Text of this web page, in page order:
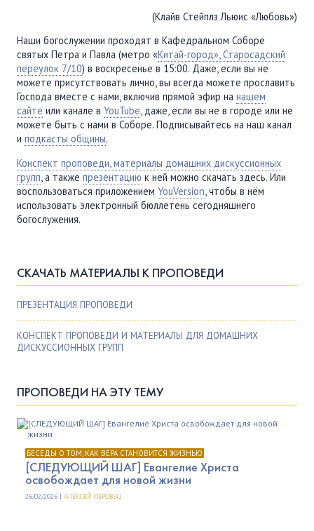
(Клайв Стейплз Льюис «Любовь»)
Наши богослужении проходят в Кафедральном Соборе
святых Петра и Павла (метро «Китай-город», Старосадский
переулок 7/10) в воскресенье в 15:00. Даже, если вы не
можете присутствовать лично, вы всегда можете прославить
Господа вместе с нами, включив прямой эфир на нашем
сайте или канале в YouTube, даже, если вы не в городе или не
можете быть с нами в Соборе. Подписывайтесь на наш канал
и подкасты общины.
Конспект проповеди, материалы домашних дискуссионных
групп , а также презентацию к ней можно скачать здесь. Или
воспользоваться приложением YouVersion , чтобы в нём
использовать электронный бюллетень сегодняшнего
богослужения.
СКАЧАТЬ МАТЕРИАЛЫ К ПРОПОВЕДИ
ПРЕЗЕНТАЦИЯ ПРОПОВЕДИ
КОНСПЕКТ ПРОПОВЕДИ И МАТЕРИАЛЫ ДЛЯ ДОМАШНИХ
ДИСКУССИОННЫХ ГРУПП
ПРОПОВЕДИ НА ЭТУ ТЕМУ
БЕСЕДЫ О ТОМ, КАК ВЕРА СТАНОВИТСЯ ЖИЗНЬЮ
[СЛЕДУЮЩИЙ ШАГ] Евангелие Христа
освобождает для новой жизни
26/02/2026 | АЛЕКСЕЙ ОБРОВЕЦ